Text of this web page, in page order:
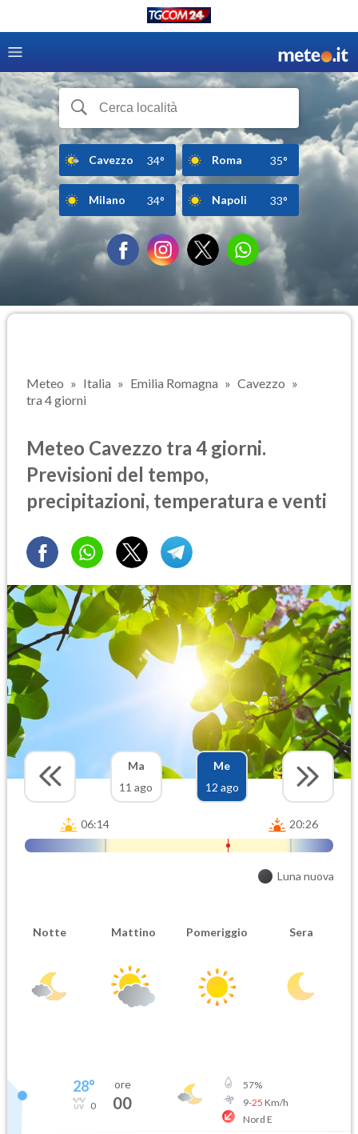
Cavezzo 34° Roma 35°
Milano 34° Napoli 33°
Meteo Italia Emilia Romagna
Cavezzo
tra 4 giorni
Meteo Cavezzo tra 4 giorni.
Previsioni del tempo,
precipitazioni, temperatura e venti
Ma
11 ago
Me
12 ago
06:14 20:26
Luna nuova
Notte Mattino Pomeriggio Sera
28°
0
ore
00
57%
9-25 Km/h
Nord E